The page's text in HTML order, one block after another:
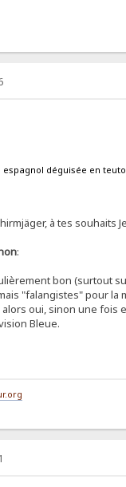
déguisée en
à tes souhaits
:
bon (surtout
"falangistes" pour
oui, sinon une fois
Bleue.